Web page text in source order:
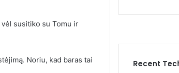
susitiko su Tomu ir
Noriu, kad baras tai
Recent